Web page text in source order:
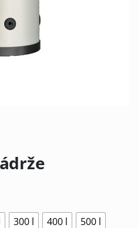
300 l 400 l 500 l